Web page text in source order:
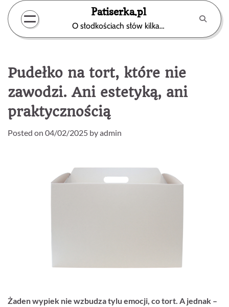
Skip
content
Patiserka.pl
O słodkościach słów kilka…
Pudełko na tort, które nie
zawodzi. Ani estetyką, ani
praktycznością
Posted on 04/02/2025 byadmin
Żaden wypiek nie wzbudza tylu emocji, co tort. A jednak –